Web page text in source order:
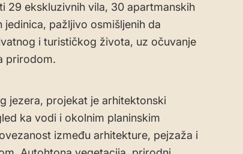
29 ekskluzivnih vila, 30 apartmanskih
pažljivo osmišljenih da
i turističkog života, uz očuvanje
prirodom.
jezera, projekat je arhitektonski
ka vodi i okolnim planinskim
između arhitekture, pejzaža i